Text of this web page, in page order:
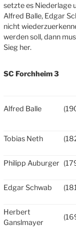
setzte es Niederlage
Alfred Balle, Edgar
nicht
werden soll, dann
Sieg her.
SC Forchheim 3
Alfred Balle
Tobias Neth
Philipp Auburger
Edgar Schwab
Herbert
Ganslmayer